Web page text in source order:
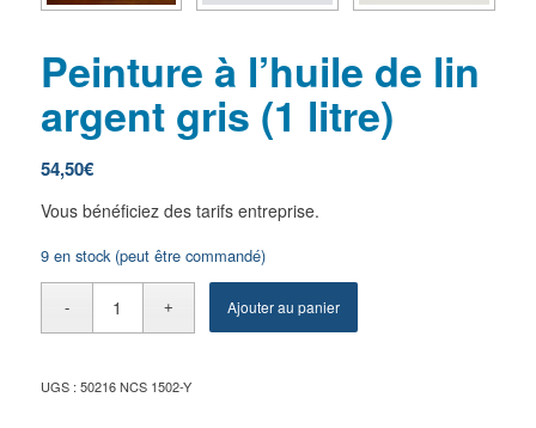
Peinture à l’huile de lin
argent gris (1 litre)
54,50€
Vous bénéficiez des tarifs entreprise.
9 en stock (peut être commandé)
Ajouter au panier
UGS : 50216 NCS 1502-Y